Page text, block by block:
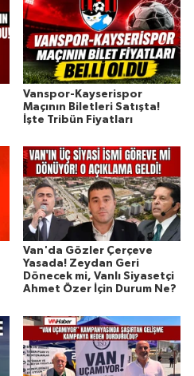
Vanspor-Kayserispor
Maçının Biletleri Satışta!
İşte Tribün Fiyatları
Van'da Gözler Çerçeve
Yasada! Zeydan Geri
Dönecek mi, Vanlı Siyasetçi
Ahmet Özer İçin Durum Ne?